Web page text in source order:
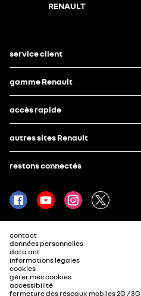
RENAULT
service client
gamme Renault
accès rapide
autres sites Renault
restons connectés
contact
données personnelles
data act
informations légales
cookies
gérer mes cookies
accessibilité
fermeture des réseaux mobiles 2G / 3G